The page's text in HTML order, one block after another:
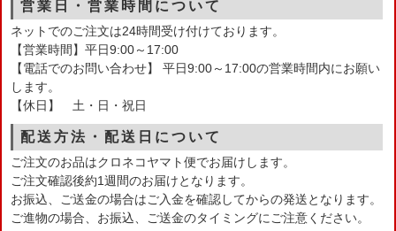
営業日・営業時間について
ネットでのご注文は24時間受け付けております。
【営業時間】平日9:00～17:00
【電話でのお問い合わせ】 平日9:00～17:00の営業時間内にお願い
します。
【休日】 土・日・祝日
配送方法・配送日について
ご注文のお品はクロネコヤマト便でお届けします。
ご注文確認後約1週間のお届けとなります。
お振込、ご送金の場合はご入金を確認してからの発送となります。
ご進物の場合、お振込、ご送金のタイミングにご注意ください。